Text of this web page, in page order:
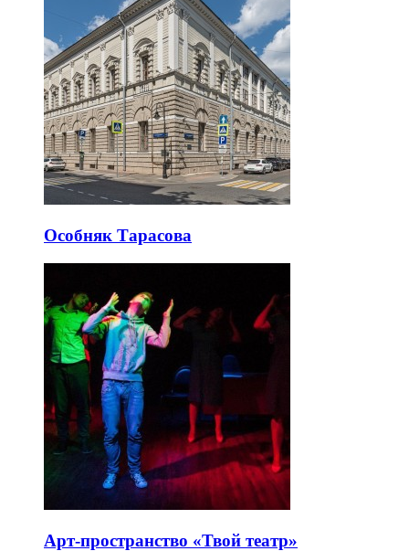
Особняк Тарасова
Арт-пространство «Твой театр»